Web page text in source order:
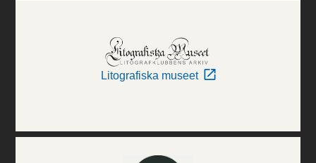
Litografiska museet